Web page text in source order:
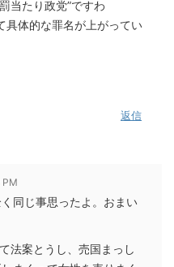
当たり政党”ですわ
具体的な罪名が上がってい
返信
同じ事思ったよ。おまい
法案とうし、売国まっし